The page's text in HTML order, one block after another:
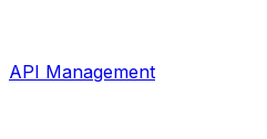
API Management